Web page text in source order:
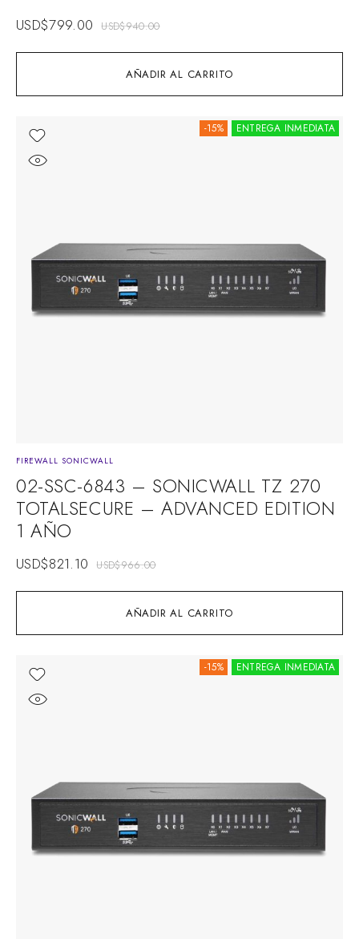
AÑADIR AL CARRITO
USD$940.00
USD$799.00
ENTREGA INMEDIATA
-15%
AÑADIR AL CARRITO
FIREWALL SONICWALL
02-SSC-6843 – SONICWALL TZ 270
TOTALSECURE – ADVANCED EDITION
1 AÑO
USD$966.00
USD$821.10
ENTREGA INMEDIATA
-15%